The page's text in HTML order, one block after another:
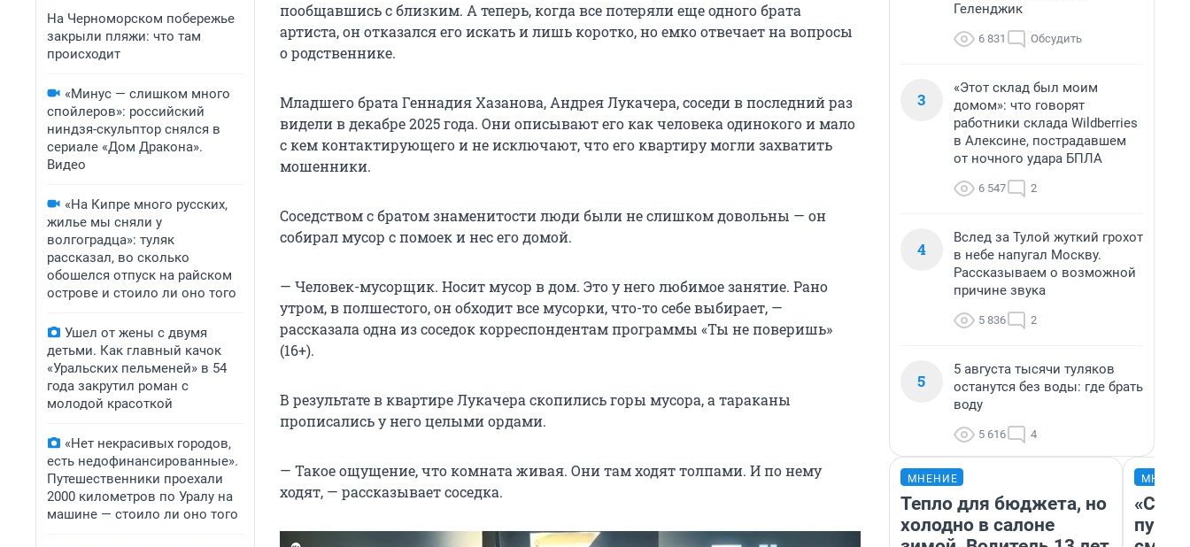
На Черноморском побережье
закрыли пляжи: что там
происходит
«Минус — слишком много
спойлеров»: российский
ниндзя-скульптор снялся в
сериале «Дом Дракона».
Видео
«На Кипре много русских,
жилье мы сняли у
волгоградца»: туляк
рассказал, во сколько
обошелся отпуск на райском
острове и стоило ли оно того
Ушел от жены с двумя
детьми. Как главный качок
«Уральских пельменей» в 54
года закрутил роман с
молодой красоткой
«Нет некрасивых городов,
есть недофинансированные».
Путешественники проехали
2000 километров по Уралу на
машине — стоило ли оно того
пообщавшись с близким. А теперь, когда все потеряли еще одного брата
артиста, он отказался его искать и лишь коротко, но емко отвечает на вопросы
о родственнике.
Младшего брата Геннадия Хазанова, Андрея Лукачера, соседи в последний раз
видели в декабре 2025 года. Они описывают его как человека одинокого и мало
с кем контактирующего и не исключают, что его квартиру могли захватить
мошенники.
Соседством с братом знаменитости люди были не слишком довольны — он
собирал мусор с помоек и нес его домой.
— Человек-мусорщик. Носит мусор в дом. Это у него любимое занятие. Рано
утром, в полшестого, он обходит все мусорки, что-то себе выбирает, —
рассказала одна из соседок корреспондентам программы «Ты не поверишь»
(16+).
В результате в квартире Лукачера скопились горы мусора, а тараканы
прописались у него целыми ордами.
— Такое ощущение, что комната живая. Они там ходят толпами. И по нему
ходят, — рассказывает соседка.
Геленджик
6 831 Обсудить
3
«Этот склад был моим
домом»: что говорят
работники склада Wildberries
в Алексине, пострадавшем
от ночного удара БПЛА
6 547 2
4
Вслед за Тулой жуткий грохот
в небе напугал Москву.
Рассказываем о возможной
причине звука
5 836 2
5
5 августа тысячи туляков
останутся без воды: где брать
воду
5 616 4
МНЕНИЕ
Тепло для бюджета, но
холодно в салоне